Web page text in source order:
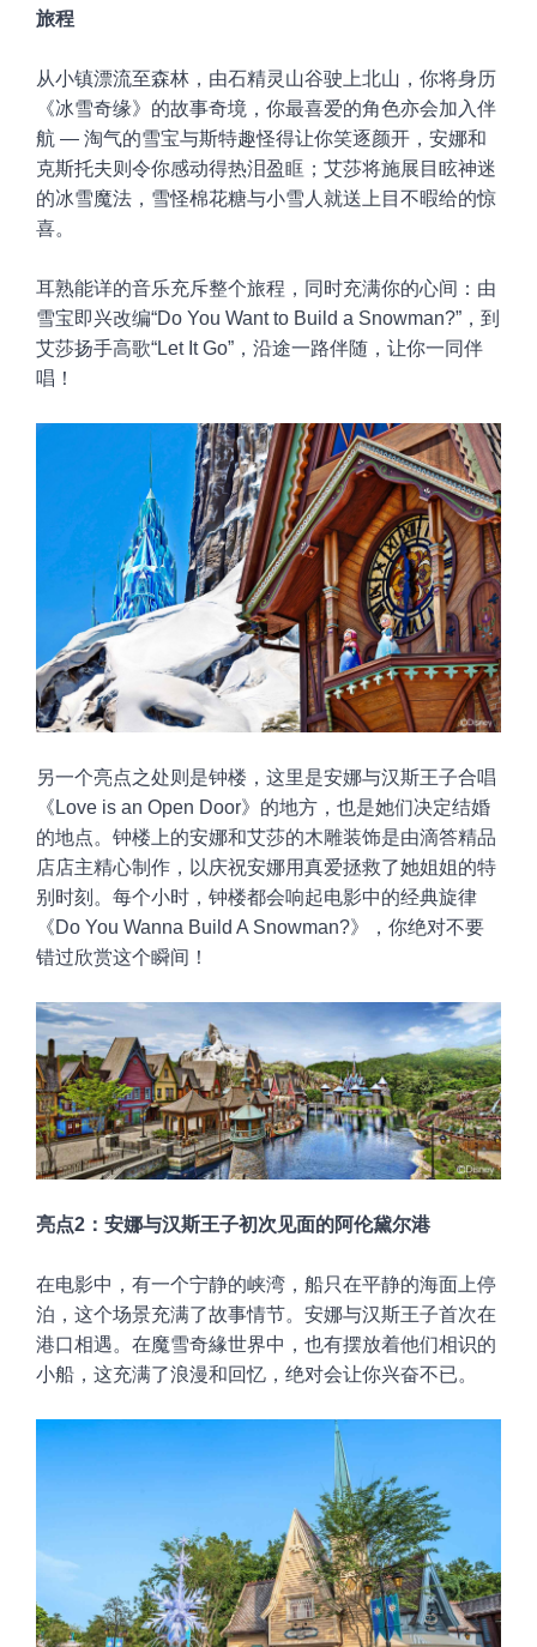
旅程
从小镇漂流至森林，由石精灵山谷驶上北山，你将身历
《冰雪奇缘》的故事奇境，你最喜爱的角色亦会加入伴
航 — 淘气的雪宝与斯特趣怪得让你笑逐颜开，安娜和
克斯托夫则令你感动得热泪盈眶；艾莎将施展目眩神迷
的冰雪魔法，雪怪棉花糖与小雪人就送上目不暇给的惊
喜。
耳熟能详的音乐充斥整个旅程，同时充满你的心间：由
雪宝即兴改编“Do You Want to Build a Snowman?”，到
艾莎扬手高歌“Let It Go”，沿途一路伴随，让你一同伴
唱！
另一个亮点之处则是钟楼，这里是安娜与汉斯王子合唱
《Love is an Open Door》的地方，也是她们决定结婚
的地点。钟楼上的安娜和艾莎的木雕装饰是由滴答精品
店店主精心制作，以庆祝安娜用真爱拯救了她姐姐的特
别时刻。每个小时，钟楼都会响起电影中的经典旋律
《Do You Wanna Build A Snowman?》，你绝对不要
错过欣赏这个瞬间！
亮点2：安娜与汉斯王子初次见面的阿伦黛尔港
在电影中，有一个宁静的峡湾，船只在平静的海面上停
泊，这个场景充满了故事情节。安娜与汉斯王子首次在
港口相遇。在魔雪奇緣世界中，也有摆放着他们相识的
小船，这充满了浪漫和回忆，绝对会让你兴奋不已。